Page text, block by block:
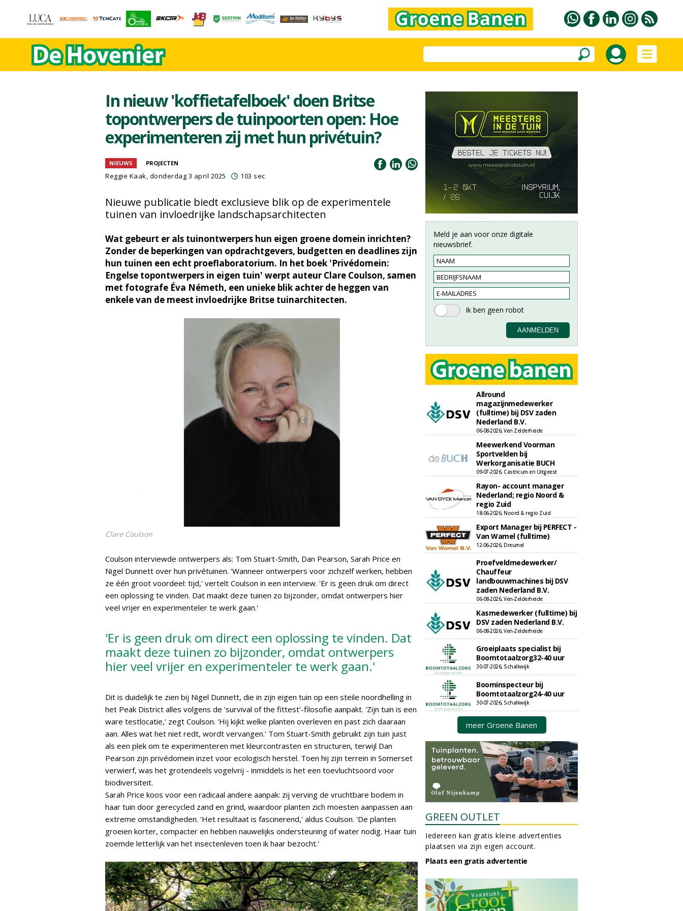
In nieuw 'koffietafelboek' doen Britse
topontwerpers de tuinpoorten open: Hoe
experimenteren zij met hun privétuin?
NIEUWS PROJECTEN
Reggie Kaak, donderdag 3 april 2025 103 sec
Nieuwe publicatie biedt exclusieve blik op de experimentele
tuinen van invloedrijke landschapsarchitecten
Wat gebeurt er als tuinontwerpers hun eigen groene domein inrichten?
Zonder de beperkingen van opdrachtgevers, budgetten en deadlines zijn
hun tuinen een echt proeflaboratorium. In het boek 'Privédomein:
Engelse topontwerpers in eigen tuin' werpt auteur Clare Coulson, samen
met fotografe Éva Németh, een unieke blik achter de heggen van
enkele van de meest invloedrijke Britse tuinarchitecten.
Clare Coulson
Coulson interviewde ontwerpers als: Tom Stuart-Smith, Dan Pearson, Sarah Price en
Nigel Dunnett over hun privétuinen. 'Wanneer ontwerpers voor zichzelf werken, hebben
ze één groot voordeel: tijd,' vertelt Coulson in een interview. 'Er is geen druk om direct
een oplossing te vinden. Dat maakt deze tuinen zo bijzonder, omdat ontwerpers hier
veel vrijer en experimenteler te werk gaan.'
'Er is geen druk om direct een oplossing te vinden. Dat
maakt deze tuinen zo bijzonder, omdat ontwerpers
hier veel vrijer en experimenteler te werk gaan.'
Dit is duidelijk te zien bij Nigel Dunnett, die in zijn eigen tuin op een steile noordhelling in
het Peak District alles volgens de 'survival of the fittest'-filosofie aanpakt. 'Zijn tuin is een
ware testlocatie,' zegt Coulson. 'Hij kijkt welke planten overleven en past zich daaraan
aan. Alles wat het niet redt, wordt vervangen.' Tom Stuart-Smith gebruikt zijn tuin juist
als een plek om te experimenteren met kleurcontrasten en structuren, terwijl Dan
Pearson zijn privédomein inzet voor ecologisch herstel. Toen hij zijn terrein in Somerset
verwierf, was het grotendeels vogelvrij - inmiddels is het een toevluchtsoord voor
biodiversiteit.
Sarah Price koos voor een radicaal andere aanpak: zij verving de vruchtbare bodem in
haar tuin door gerecycled zand en grind, waardoor planten zich moesten aanpassen aan
extreme omstandigheden. 'Het resultaat is fascinerend,' aldus Coulson. 'De planten
groeien korter, compacter en hebben nauwelijks ondersteuning of water nodig. Haar tuin
zoemde letterlijk van het insectenleven toen ik haar bezocht.'
Meld je aan voor onze digitale
nieuwsbrief.
Allround
magazijnmedewerker
(fulltime) bij DSV zaden
Nederland B.V.
06-08-2026, Ven Zelderheide
Meewerkend Voorman
Sportvelden bij
Werkorganisatie BUCH
09-07-2026, Castricum en Uitgeest
Rayon- account manager
Nederland; regio Noord &
regio Zuid
18-06-2026, Noord & regio Zuid
Export Manager bij PERFECT -
Van Wamel (fulltime)
12-06-2026, Dreumel
Proefveldmedewerker/
Chauffeur
landbouwmachines bij DSV
zaden Nederland B.V.
06-08-2026, Ven-Zelderheide
Kasmedewerker (fulltime) bij
DSV zaden Nederland B.V.
06-08-2026, Ven-Zelderheide
Groeiplaats specialist bij
Boomtotaalzorg32-40 uur
30-07-2026, Schalkwijk
Boominspecteur bij
Boomtotaalzorg24-40 uur
30-07-2026, Schalkwijk
meer Groene Banen
GREEN OUTLET
Iedereen kan gratis kleine advertenties
plaatsen via zijn eigen account.
Plaats een gratis advertentie